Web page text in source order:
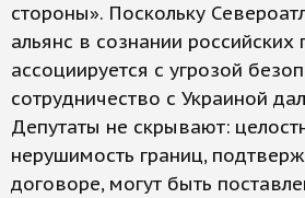
стороны». Поскольку
альянс в сознании российских
ассоциируется с угрозой
сотрудничество с Украиной
Депутаты не скрывают:
нерушимость границ,
договоре, могут быть